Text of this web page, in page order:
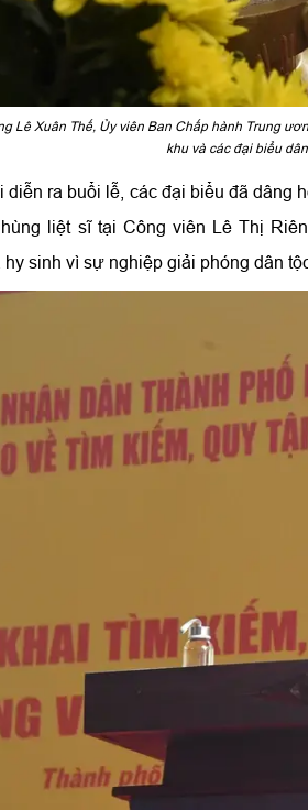
Lê Xuân Thế, Ủy viên Ban Chấp hành Trung
khu và các đại biểu
diễn ra buổi lễ, các đại biểu đã dâng
liệt sĩ tại Công viên Lê Thị
sinh vì sự nghiệp giải phóng dân